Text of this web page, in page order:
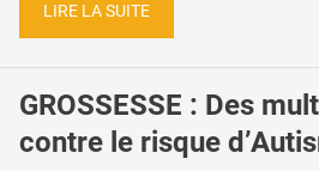
LIRE LA SUITE
GROSSESSE : Des
contre le risque